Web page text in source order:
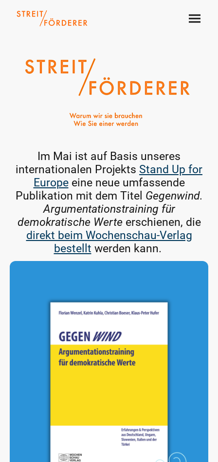
Im Mai ist auf Basis unseres
internationalen Projekts Stand Up for
Europeeine neue umfassende
Publikation mit dem Titel Gegenwind.
Argumentationstraining für
demokratische Werte erschienen, die
direkt beim Wochenschau-Verlag
bestellt werden kann.